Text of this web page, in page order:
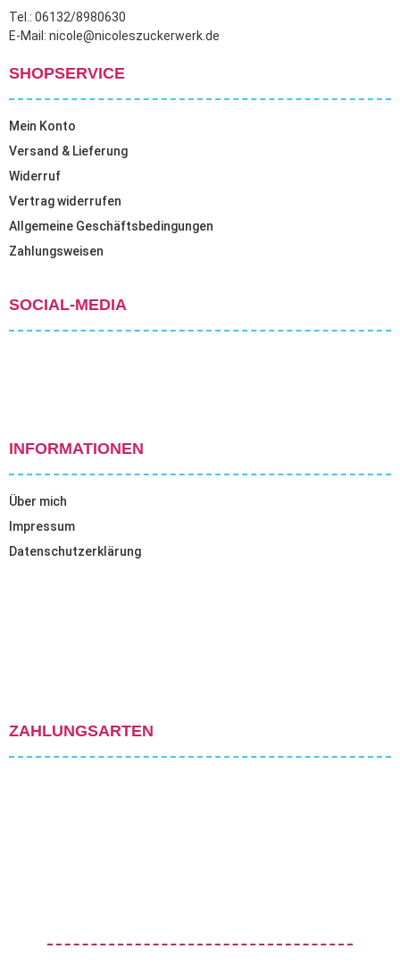
Tel.: 06132/8980630
E-Mail: nicole@nicoleszuckerwerk.de
SHOPSERVICE
Mein Konto
Versand & Lieferung
Widerruf
Vertrag widerrufen
Allgemeine Geschäftsbedingungen
Zahlungsweisen
SOCIAL-MEDIA
INFORMATIONEN
Über mich
Impressum
Datenschutzerklärung
ZAHLUNGSARTEN